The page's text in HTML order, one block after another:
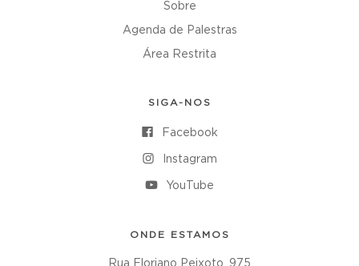
Sobre
Agenda de Palestras
Área Restrita
SIGA-NOS
Facebook
Instagram
YouTube
ONDE ESTAMOS
Rua Floriano Peixoto, 975